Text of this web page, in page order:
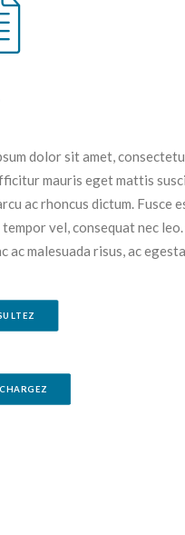
dolor sit amet,
mauris eget mattis
ac rhoncus dictum. Fusce
vel, consequat nec
ac malesuada risus, ac